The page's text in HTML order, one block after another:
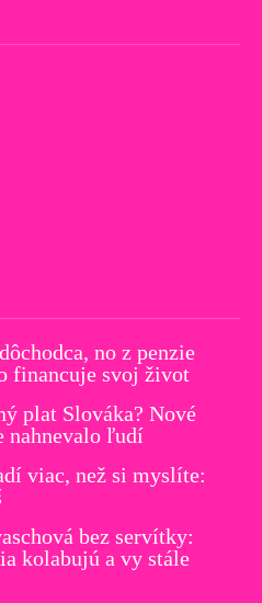
no z penzie
financuje svoj život
plat Slováka? Nové
nahnevalo ľudí
viac, než si myslíte:
bez servítky:
kolabujú a vy stále